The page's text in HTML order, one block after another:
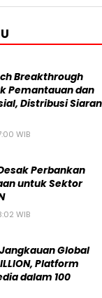
Breakthrough
Pemantauan dan
Distribusi Siaran
WIB
Perbankan
untuk Sektor
WIB
Global
Platform
dalam 100